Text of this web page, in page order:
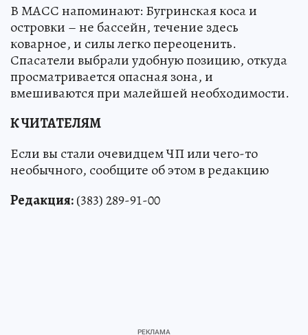
В МАСС напоминают: Бугринская коса и
островки – не бассейн, течение здесь
коварное, и силы легко переоценить.
Спасатели выбрали удобную позицию, откуда
просматривается опасная зона, и
вмешиваются при малейшей необходимости.
К ЧИТАТЕЛЯМ
Если вы стали очевидцем ЧП или чего-то
необычного, сообщите об этом в редакцию
Редакция:(383) 289-91-00